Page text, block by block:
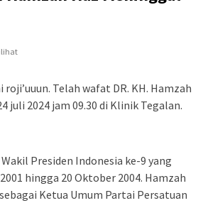
Telah wafat DR. KH. Hamzah
juli 2024 jam 09.30 di Klinik Tegalan.
Presiden Indonesia ke-9 yang
hingga 20 Oktober 2004. Hamzah
Ketua Umum Partai Persatuan